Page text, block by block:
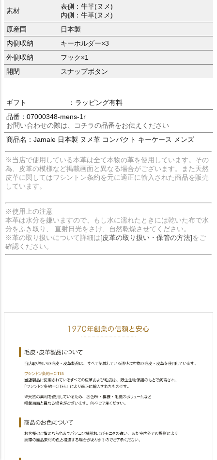
素材
表側：牛革(ヌメ)
内側：牛革(ヌメ)
原産国
日本製
内側収納
キーホルダー×3
外側収納
フック×1
開閉
スナップボタン
ギフト
：ラッピング有料
品番：07000348-mens-1r
お問い合わせの際は、コチラの品番をお伝えください
商品名：Jamale 日本製 ヌメ革 コンパクト キーケース メンズ
※当店で使用している本革は全て本物の革を使用しています。その
為、皮革の模様など掲載画面と異なる場合がございます。また天然
皮革に関してはワシントン条約を元に適正に輸入された商品を販売
しています。
※使用上の注意
本革は水分を嫌いますので、もし水に濡れたときには乾いた布で水
分をふき取り、 直射日光をさけ、自然乾燥させてください。
※革の取り扱いについて詳細は[皮革の取り扱い・保管の方法]をご
確認ください。